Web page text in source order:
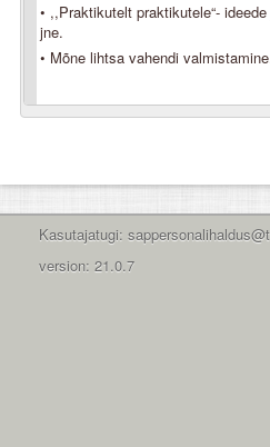
• ,,Praktikutelt praktikutele“-
jne.
• Mõne lihtsa vahendi
Kasutajatugi:
version: 21.0.7